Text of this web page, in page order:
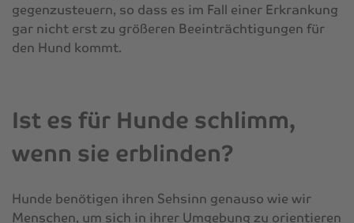
gegenzusteuern, so dass es im Fall einer Erkrankung
gar nicht erst zu größeren Beeinträchtigungen für
den Hund kommt.
Ist es für Hunde schlimm,
wenn sie erblinden?
Hunde benötigen ihren Sehsinn genauso wie wir
Menschen, um sich in ihrer Umgebung zu orientieren